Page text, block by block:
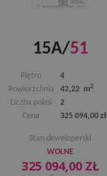
15A/51
Piętro
4
Powierzchnia
42,22 m2
Liczba pokoi
2
Cena
325 094,00 zł
Stan deweloperski
WOLNE
325 094,00 ZŁ